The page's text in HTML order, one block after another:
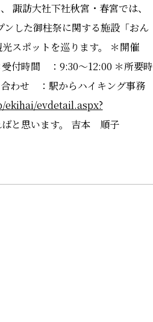
諏訪大社下社秋宮・春宮では、
した御柱祭に関する施設「おん
スポットを巡ります。 ＊開催
付時間 ：9:30～12:00 ＊所要時
わせ ：駅からハイキング事務
evdetail.aspx?
ばと思います。 吉本 順子